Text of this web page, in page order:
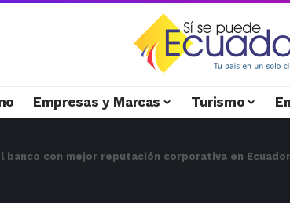
Empresas y Marcas Turismo
banco con mejor reputación corporativa en Ecuador